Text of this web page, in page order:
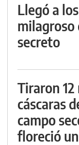
Llegó a
milagroso
secreto
Tiraron
cáscaras
campo
floreció